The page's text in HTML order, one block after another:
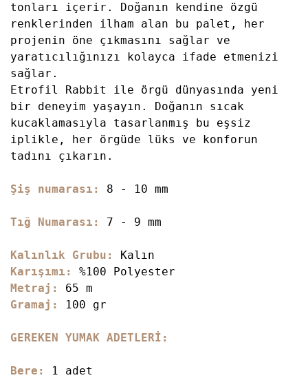
tonları içerir. Doğanın kendine özgü
renklerinden ilham alan bu palet, her
projenin öne çıkmasını sağlar ve
yaratıcılığınızı kolayca ifade etmenizi
sağlar.
Etrofil Rabbit ile örgü dünyasında yeni
bir deneyim yaşayın. Doğanın sıcak
kucaklamasıyla tasarlanmış bu eşsiz
iplikle, her örgüde lüks ve konforun
tadını çıkarın.
Şiş numarası: 8 - 10 mm
Tığ Numarası: 7 - 9 mm
Kalınlık Grubu:
Kalın
Karışımı:
%100 Polyester
Metraj:
65 m
Gramaj:
100 gr
GEREKEN YUMAK ADETLERİ:
Bere:
1 adet